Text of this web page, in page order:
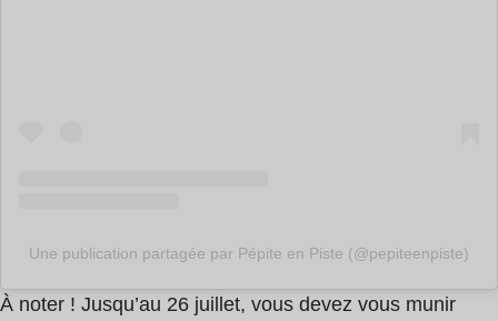
Une publication partagée par Pépite en Piste (@pepiteenpiste)
À noter ! Jusqu’au 26 juillet, vous devez vous munir